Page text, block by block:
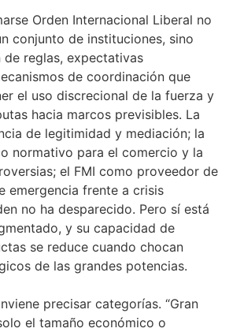
Orden Internacional Liberal no
conjunto de instituciones, sino
de reglas, expectativas
de coordinación que
el uso discrecional de la fuerza y
hacia marcos previsibles. La
de legitimidad y mediación; la
normativo para el comercio y la
el FMI como proveedor de
emergencia frente a crisis
no ha desparecido. Pero sí está
y su capacidad de
se reduce cuando chocan
de las grandes potencias.
precisar categorías. “Gran
el tamaño económico o